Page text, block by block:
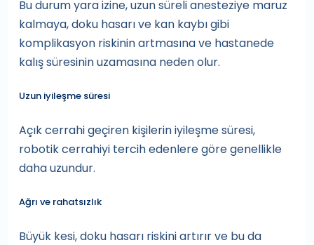
Bu durum yara izine, uzun süreli anesteziye maruz
kalmaya, doku hasarı ve kan kaybı gibi
komplikasyon riskinin artmasına ve hastanede
kalış süresinin uzamasına neden olur.
Uzun iyileşme süresi
Açık cerrahi geçiren kişilerin iyileşme süresi,
robotik cerrahiyi tercih edenlere göre genellikle
daha uzundur.
Ağrı ve rahatsızlık
Büyük kesi, doku hasarı riskini artırır ve bu da